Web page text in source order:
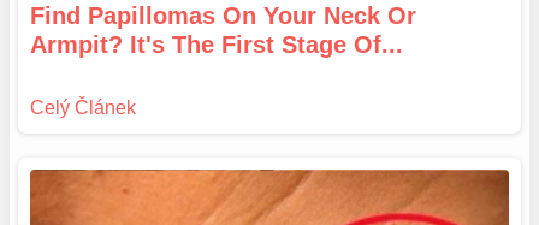
Find Papillomas On Your Neck Or
Armpit? It's The First Stage Of...